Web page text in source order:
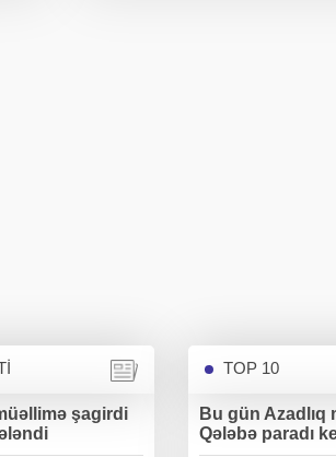
şagirdi
TOP 10
Bu gün Azadlıq
Qələbə paradı